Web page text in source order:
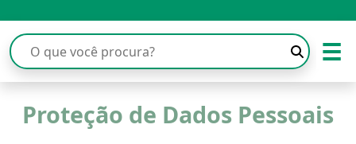
☰
Proteção de Dados Pessoais